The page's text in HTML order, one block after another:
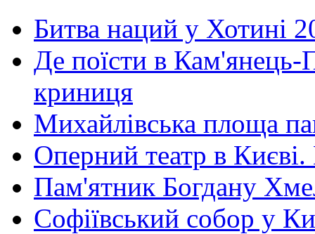
Битва наций у Хотині
Де поїсти в Кам'янець-
криниця
Михайлівська площа
Оперний театр в
Пам'ятник Богдану
Софіївський собор у